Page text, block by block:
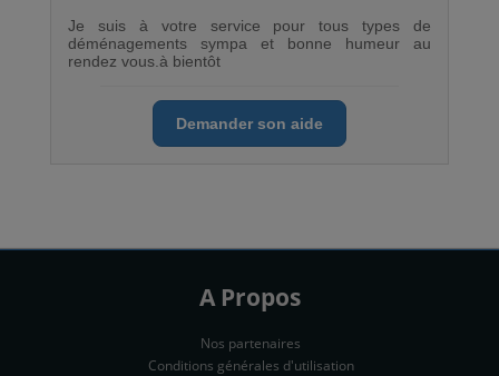
Je suis à votre service pour tous types de
déménagements sympa et bonne humeur au
rendez vous.à bientôt
Demander son aide
A Propos
Nos partenaires
Conditions générales d'utilisation